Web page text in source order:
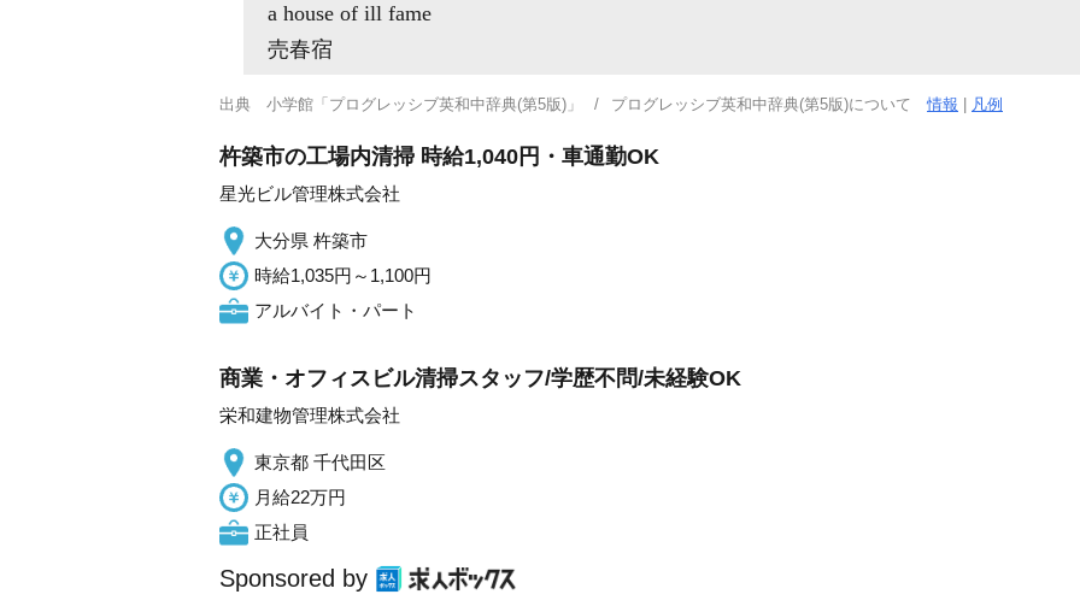
a house of ill fame
売春宿
出典 小学館「プログレッシブ英和中辞典(第5版)」 プログレッシブ英和中辞典(第5版)について情報 凡例
杵築市の工場内清掃 時給1,040円・車通勤OK
星光ビル管理株式会社
大分県 杵築市
時給1,035円～1,100円
アルバイト・パート
商業・オフィスビル清掃スタッフ/学歴不問/未経験OK
栄和建物管理株式会社
東京都 千代田区
月給22万円
正社員
Sponsored by